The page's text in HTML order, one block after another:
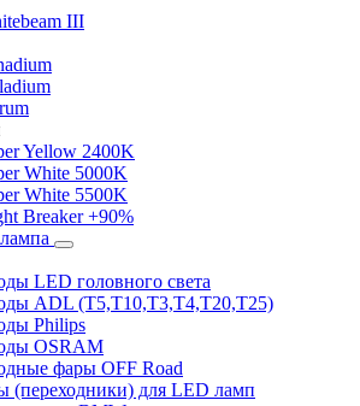
III
Yellow 2400K
White 5000K
White 5500K
Breaker +90%
LED головного света
ADL (T5,T10,T3,T4,T20,T25)
Philips
OSRAM
фары OFF Road
(переходники) для LED ламп